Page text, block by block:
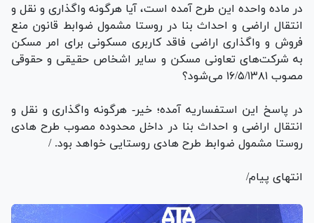
در ماده واحده این طرح آمده است، آیا هرگونه واگذاری و نقل و
انتقال اراضی و احداث بنا در روستا مشمول ضوابط قانون منع
فروش و واگذاری اراضی فاقد کاربری مسکونی برای امر مسکن
به شرکت‌های تعاونی مسکن و سایر اشخاص حقیقی و حقوقی
مصوب ۱۶/۵/۱۳۸۱ می‌شود؟
در پاسخ این استفساریه آمده؛ خیر- هرگونه واگذاری و نقل و
انتقال اراضی و احداث بنا در داخل محدوده مصوب طرح هادی
روستا مشمول ضوابط طرح هادی روستایی خواهد بود. /
انتهای پیام/